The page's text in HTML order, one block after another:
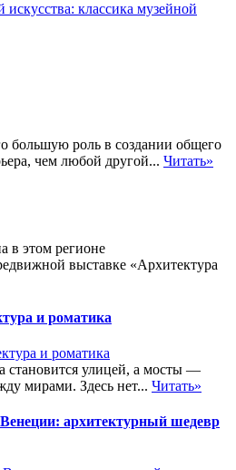
классика музейной
большую роль в создании общего
чем любой другой... Читать»
в этом регионе
выставке «Архитектура
и роматика
становится улицей, а мосты —
мирами. Здесь нет... Читать»
архитектурный шедевр